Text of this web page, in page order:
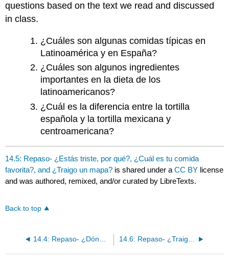
questions based on the text we read and discussed
in class.
¿Cuáles son algunas comidas típicas en
Latinoamérica y en España?
¿Cuáles son algunos ingredientes
importantes en la dieta de los
latinoamericanos?
¿Cuál es la diferencia entre la tortilla
española y la tortilla mexicana y
centroamericana?
14.5: Repaso- ¿Estás triste, por qué?, ¿Cuál es tu comida
favorita?, and ¿Traigo un mapa? is shared under aCC BY license
and was authored, remixed, and/or curated by LibreTexts.
Back to top
14.4: Repaso- ¿Dónde están mis llaves? and ¿Cómo pasas tu tiempo libre? 14.6: Repaso- ¿Traigo un mapa?